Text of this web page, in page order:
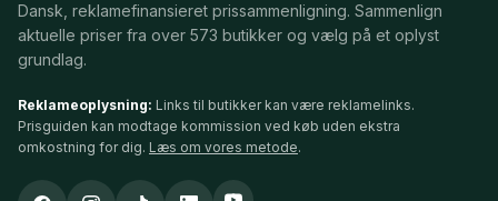
Dansk, reklamefinansieret prissammenligning. Sammenlign
aktuelle priser fra over 573 butikker og vælg på et oplyst
grundlag.
Reklameoplysning: Links til butikker kan være reklamelinks.
Prisguiden kan modtage kommission ved køb uden ekstra
omkostning for dig. Læs om vores metode.